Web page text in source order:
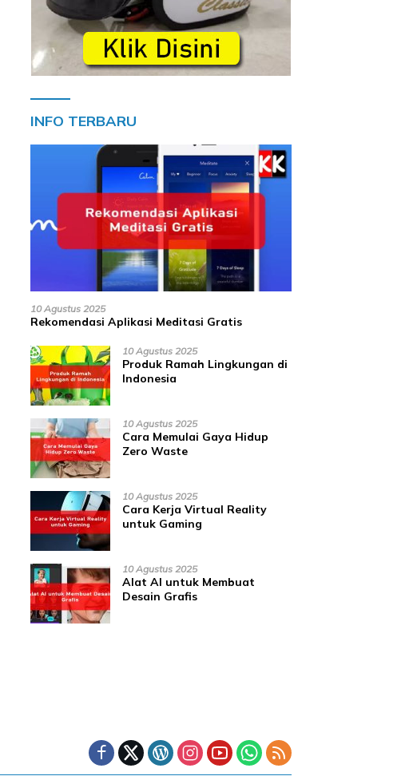
INFO TERBARU
10 Agustus 2025
Rekomendasi Aplikasi Meditasi Gratis
10 Agustus 2025
Produk Ramah Lingkungan di
Indonesia
10 Agustus 2025
Cara Memulai Gaya Hidup
Zero Waste
10 Agustus 2025
Cara Kerja Virtual Reality
untuk Gaming
10 Agustus 2025
Alat AI untuk Membuat
Desain Grafis